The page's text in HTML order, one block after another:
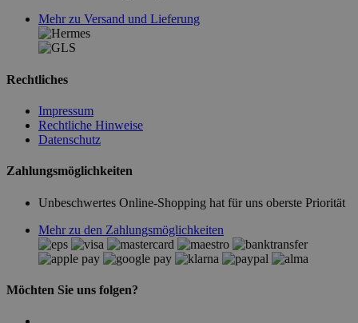
Mehr zu Versand und Lieferung
Rechtliches
Impressum
Rechtliche Hinweise
Datenschutz
Zahlungsmöglichkeiten
Unbeschwertes Online-Shopping hat für uns oberste Priorität
Mehr zu den Zahlungsmöglichkeiten
Möchten Sie uns folgen?